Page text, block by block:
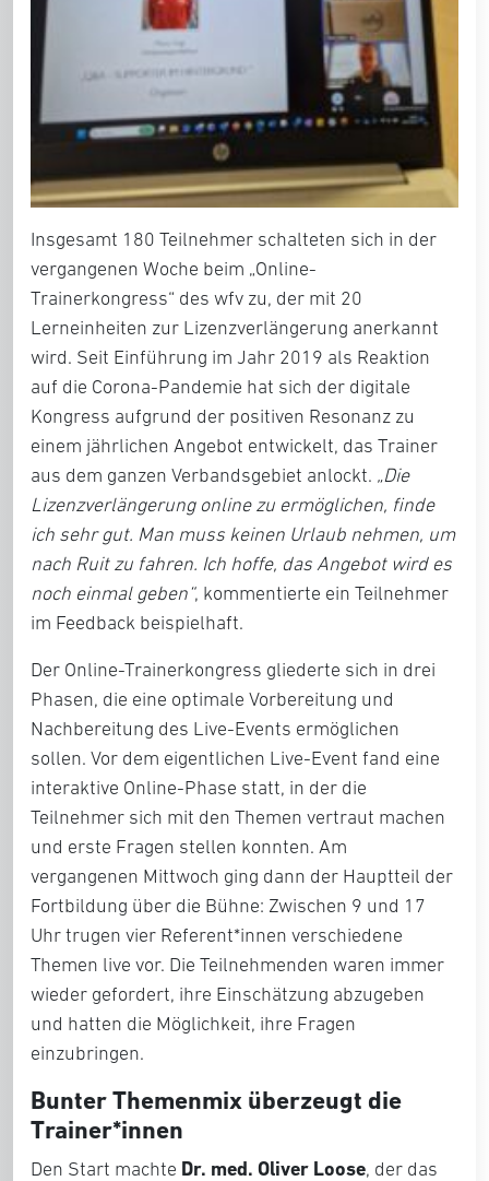
Insgesamt 180 Teilnehmer schalteten sich in der
vergangenen Woche beim „Online-
Trainerkongress“ des wfv zu, der mit 20
Lerneinheiten zur Lizenzverlängerung anerkannt
wird. Seit Einführung im Jahr 2019 als Reaktion
auf die Corona-Pandemie hat sich der digitale
Kongress aufgrund der positiven Resonanz zu
einem jährlichen Angebot entwickelt, das Trainer
aus dem ganzen Verbandsgebiet anlockt. „Die
Lizenzverlängerung online zu ermöglichen, finde
ich sehr gut. Man muss keinen Urlaub nehmen, um
nach Ruit zu fahren. Ich hoffe, das Angebot wird es
noch einmal geben“, kommentierte ein Teilnehmer
im Feedback beispielhaft.
Der Online-Trainerkongress gliederte sich in drei
Phasen, die eine optimale Vorbereitung und
Nachbereitung des Live-Events ermöglichen
sollen. Vor dem eigentlichen Live-Event fand eine
interaktive Online-Phase statt, in der die
Teilnehmer sich mit den Themen vertraut machen
und erste Fragen stellen konnten. Am
vergangenen Mittwoch ging dann der Hauptteil der
Fortbildung über die Bühne: Zwischen 9 und 17
Uhr trugen vier Referent*innen verschiedene
Themen live vor. Die Teilnehmenden waren immer
wieder gefordert, ihre Einschätzung abzugeben
und hatten die Möglichkeit, ihre Fragen
einzubringen.
Bunter Themenmix überzeugt die
Trainer*innen
Den Start machte Dr. med. Oliver Loose, der das